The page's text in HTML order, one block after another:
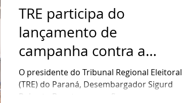
TRE participa do
lançamento de
campanha contra a
desinformação
O presidente do Tribunal Regional Eleitoral
(TRE) do Paraná, Desembargador Sigurd
Roberto Bengtsson, confirmou presença